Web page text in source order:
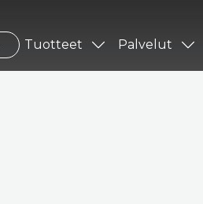
Tuotteet Palvelut